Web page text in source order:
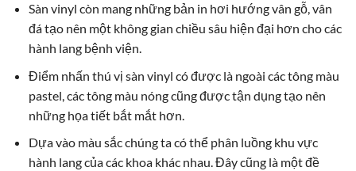
Sàn vinyl còn mang những bản in hơi hướng vân gỗ, vân
đá tạo nên một không gian chiều sâu hiện đại hơn cho các
hành lang bệnh viện.
Điểm nhấn thú vị sàn vinyl có được là ngoài các tông màu
pastel, các tông màu nóng cũng được tận dụng tạo nên
những họa tiết bắt mắt hơn.
Dựa vào màu sắc chúng ta có thể phân luồng khu vực
hành lang của các khoa khác nhau. Đây cũng là một đề